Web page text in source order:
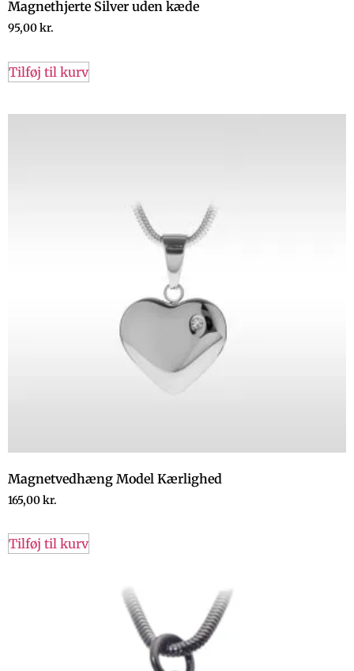
Magnethjerte Silver uden kæde
95,00kr.
Tilføj til kurv
Magnetvedhæng Model Kærlighed
165,00kr.
Tilføj til kurv